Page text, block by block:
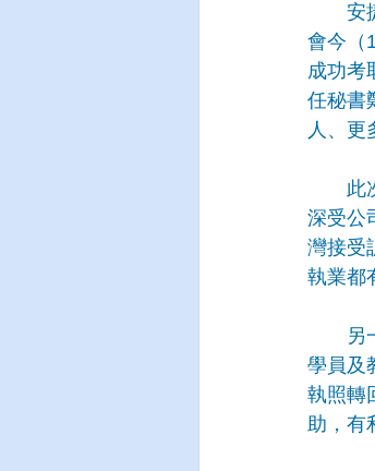
安捷
會今（
成功考
任秘書
人、更
此次
深受公
灣接受
執業都
另一
學員及
執照轉
助，有